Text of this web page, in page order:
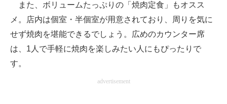
また、ボリュームたっぷりの「焼肉定食」もオスス
メ。店内は個室・半個室が用意されており、周りを気に
せず焼肉を堪能できるでしょう。広めのカウンター席
は、1人で手軽に焼肉を楽しみたい人にもぴったりで
す。
advertisement